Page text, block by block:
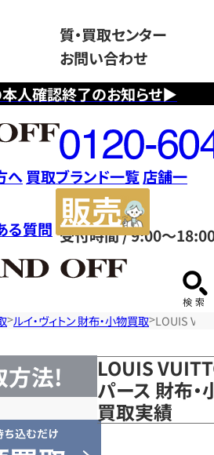
人確認終了のお知らせ▶
質・買取センター
お問い合わせ
フ
リ
ー
ダ
イ
ヤ
ル
0120604117
受付時間 / 9:00～
へ 買取ブランド一覧店舗一
る質問
サ
ルイ・ヴィトン 財布・小物買取 LOUIS
方法!
LOUIS
パース 財布
買取実績